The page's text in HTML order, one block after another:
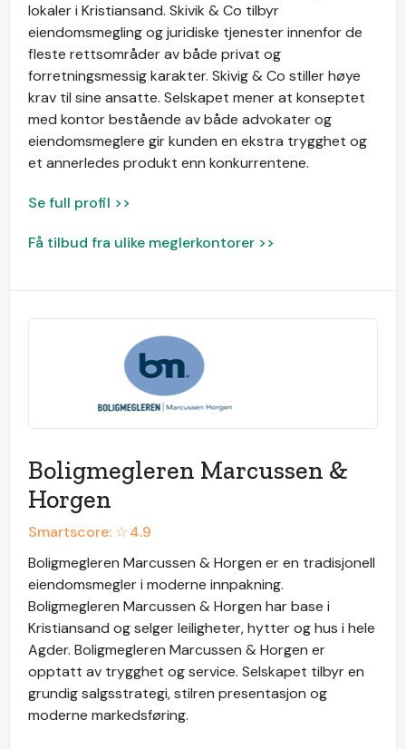
lokaler i Kristiansand. Skivik & Co tilbyr
eiendomsmegling og juridiske tjenester innenfor de
fleste rettsområder av både privat og
forretningsmessig karakter. Skivig & Co stiller høye
krav til sine ansatte. Selskapet mener at konseptet
med kontor bestående av både advokater og
eiendomsmeglere gir kunden en ekstra trygghet og
et annerledes produkt enn konkurrentene.
Se full profil >>
Få tilbud fra ulike meglerkontorer >>
Boligmegleren Marcussen &
Horgen
Smartscore: ☆4.9
Boligmegleren Marcussen & Horgen er en tradisjonell
eiendomsmegler i moderne innpakning.
Boligmegleren Marcussen & Horgen har base i
Kristiansand og selger leiligheter, hytter og hus i hele
Agder. Boligmegleren Marcussen & Horgen er
opptatt av trygghet og service. Selskapet tilbyr en
grundig salgsstrategi, stilren presentasjon og
moderne markedsføring.